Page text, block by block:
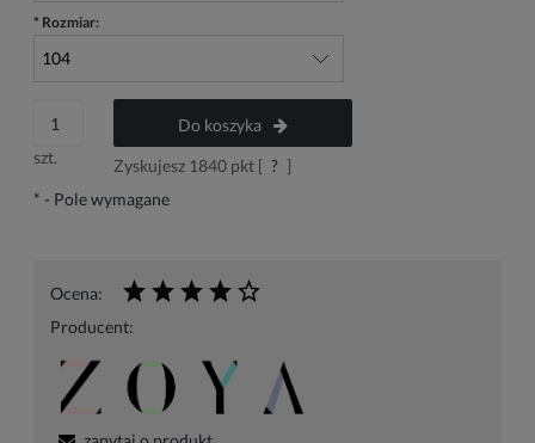
* Rozmiar:
szt.
Do koszyka
Zyskujesz 1840pkt [ ? ]
* - Pole wymagane
Ocena:
Producent: